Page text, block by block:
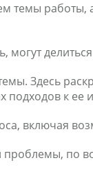
темы
Здесь
подходов к ее
включая
по